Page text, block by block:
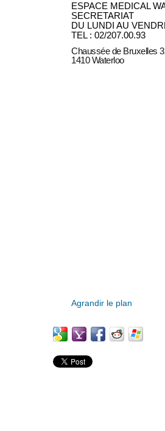
ESPACE MEDICAL
SECRETARIAT
DU LUNDI AU
TEL : 02/207.00.93
Chaussée de Bruxelles
1410 Waterloo
Agrandir le plan